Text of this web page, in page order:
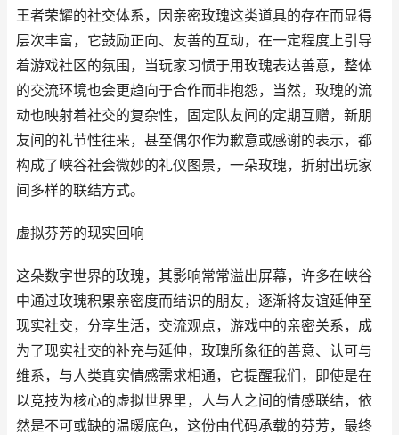
王者荣耀的社交体系，因亲密玫瑰这类道具的存在而显得
层次丰富，它鼓励正向、友善的互动，在一定程度上引导
着游戏社区的氛围，当玩家习惯于用玫瑰表达善意，整体
的交流环境也会更趋向于合作而非抱怨，当然，玫瑰的流
动也映射着社交的复杂性，固定队友间的定期互赠，新朋
友间的礼节性往来，甚至偶尔作为歉意或感谢的表示，都
构成了峡谷社会微妙的礼仪图景，一朵玫瑰，折射出玩家
间多样的联结方式。
虚拟芬芳的现实回响
这朵数字世界的玫瑰，其影响常常溢出屏幕，许多在峡谷
中通过玫瑰积累亲密度而结识的朋友，逐渐将友谊延伸至
现实社交，分享生活，交流观点，游戏中的亲密关系，成
为了现实社交的补充与延伸，玫瑰所象征的善意、认可与
维系，与人类真实情感需求相通，它提醒我们，即使是在
以竞技为核心的虚拟世界里，人与人之间的情感联结，依
然是不可或缺的温暖底色，这份由代码承载的芬芳，最终